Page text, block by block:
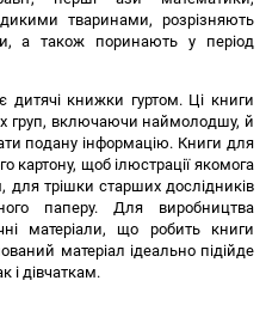
тваринами, розрізняють
а також поринають у період
дитячі книжки гуртом. Ці книги
груп, включаючи наймолодшу, й
подану інформацію. Книги для
картону, щоб ілюстрації якомога
трішки старших дослідників
паперу. Для виробництва
матеріали, що робить книги
матеріал ідеально підійде
і дівчаткам.